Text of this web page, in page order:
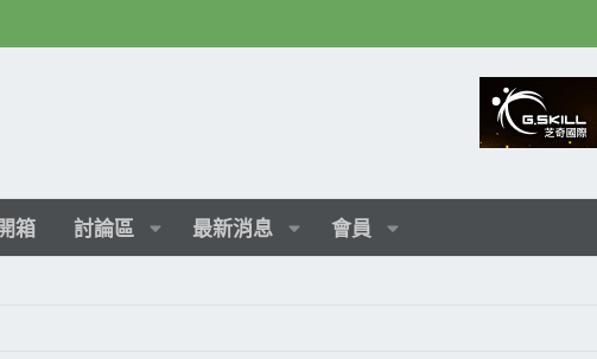
箱 討論區 最新消息 會員